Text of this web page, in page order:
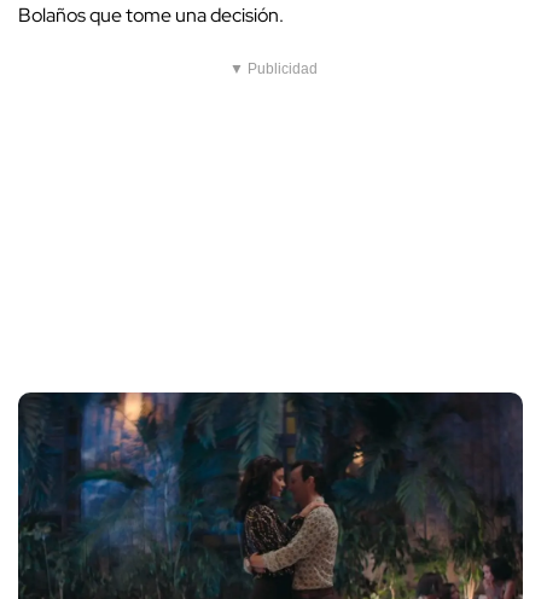
Bolaños que tome una decisión.
▼ Publicidad